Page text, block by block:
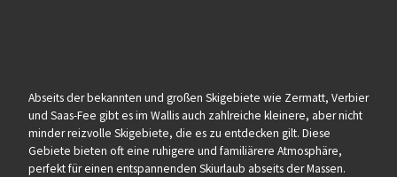
Abseits der bekannten und großen Skigebiete wie Zermatt, Verbier
und Saas-Fee gibt es im Wallis auch zahlreiche kleinere, aber nicht
minder reizvolle Skigebiete, die es zu entdecken gilt. Diese
Gebiete bieten oft eine ruhigere und familiärere Atmosphäre,
perfekt für einen entspannenden Skiurlaub abseits der Massen.